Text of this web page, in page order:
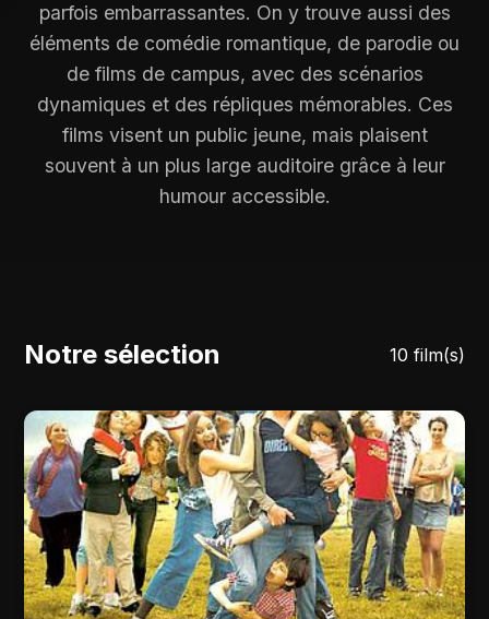
parfois embarrassantes. On y trouve aussi des
éléments de comédie romantique, de parodie ou
de films de campus, avec des scénarios
dynamiques et des répliques mémorables. Ces
films visent un public jeune, mais plaisent
souvent à un plus large auditoire grâce à leur
humour accessible.
Notre sélection 10 film(s)